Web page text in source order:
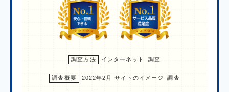
調査方法 インターネット 調査
調査概要 2022年2月 サイトのイメージ 調査